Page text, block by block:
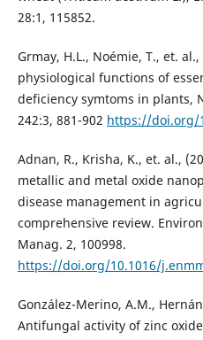
28:1, 115852.
Grmay, H.L., Noémie, T., et.
physiological functions of
deficiency symtoms in plants,
242:3, 881-902 https://doi.org/
Adnan, R., Krisha, K., et. al.,
metallic and metal oxide
disease management in
comprehensive review.
Manag. 2, 100998.
https://doi.org/10.1016/
González-Merino, A.M.,
Antifungal activity of zinc